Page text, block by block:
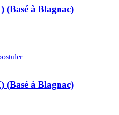
à Blagnac)
à Blagnac)